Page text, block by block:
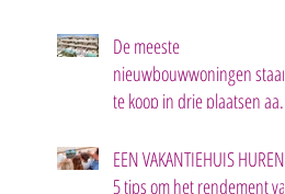
De meeste
nieuwbouwwoningen staan
te koop in drie plaatsen aan
EEN VAKANTIEHUIS HUREN:
5 tips om het rendement van